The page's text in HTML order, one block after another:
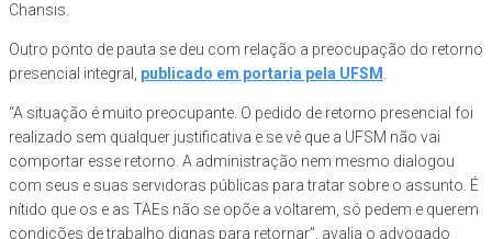
Chansis.
Outro ponto de pauta se deu com relação a preocupação do retorno
presencial integral, publicado em portaria pela UFSM .
“A situação é muito preocupante. O pedido de retorno presencial foi
realizado sem qualquer justificativa e se vê que a UFSM não vai
comportar esse retorno. A administração nem mesmo dialogou
com seus e suas servidoras públicas para tratar sobre o assunto. É
nítido que os e as TAEs não se opõe a voltarem, só pedem e querem
condições de trabalho dignas para retornar”, avalia o advogado